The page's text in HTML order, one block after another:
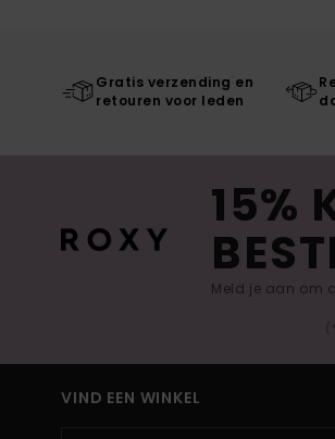
Gratis verzending en
retouren voor leden
15%
Meld je aan om
VIND EEN WINKEL